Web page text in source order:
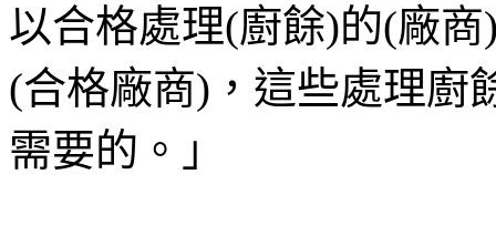
以合格處理(廚餘)的(廠
(合格廠商)，這些處理廚
需要的。」